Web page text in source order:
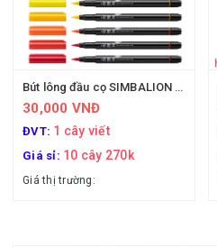
Bút lông đầu cọ SIMBALION Đài loan
30,000 VNĐ
ĐVT: 1 cây viết
Giá sỉ: 10 cây 270k
Giá thị trường: